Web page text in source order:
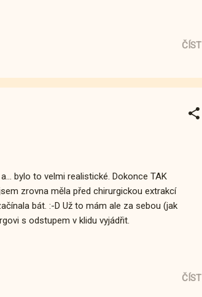
ČÍST
bylo to velmi realistické. Dokonce TAK
zrovna měla před chirurgickou extrakcí
bát. :-D Už to mám ale za sebou (jak
s odstupem v klidu vyjádřit.
ČÍST